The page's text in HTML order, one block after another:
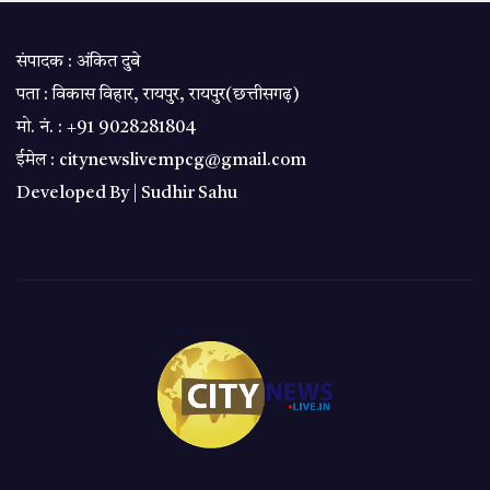
संपादक : अंकित दुबे
पता : विकास विहार, रायपुर, रायपुर(छत्तीसगढ़)
मो. नं. : +91 9028281804
ईमेल : citynewslivempcg@gmail.com
Developed By | Sudhir Sahu